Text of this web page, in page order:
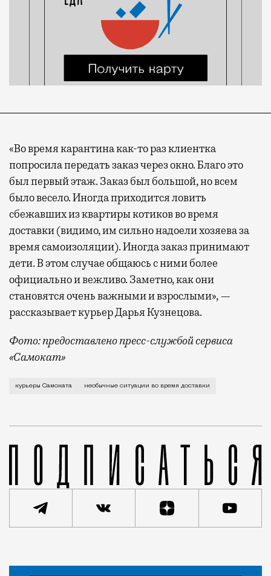
«Во время карантина как-то раз клиентка
попросила передать заказ через окно. Благо это
был первый этаж. Заказ был большой, но всем
было весело. Иногда приходится ловить
сбежавших из квартиры котиков во время
доставки (видимо, им сильно надоели хозяева за
время самоизоляции). Иногда заказ принимают
дети. В этом случае общаюсь с ними более
официально и вежливо. Заметно, как они
становятся очень важными и взрослыми», —
рассказывает курьер Дарья Кузнецова.
Фото: предоставлено пресс-службой сервиса
«Самокат»
Год назад мы разговаривали с московскими
курьеры Самоката необычные ситуации во время доставки
Статья
Редакция Москвич Mag